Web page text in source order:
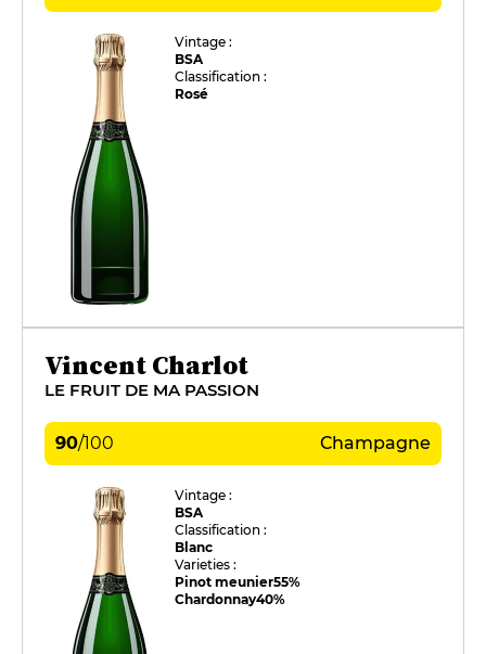
Vintage :
BSA
Classification :
Rosé
Vincent Charlot
LE FRUIT DE MA PASSION
90/100 Champagne
Vintage :
BSA
Classification :
Blanc
Varieties :
Pinot meunier55%
Chardonnay40%